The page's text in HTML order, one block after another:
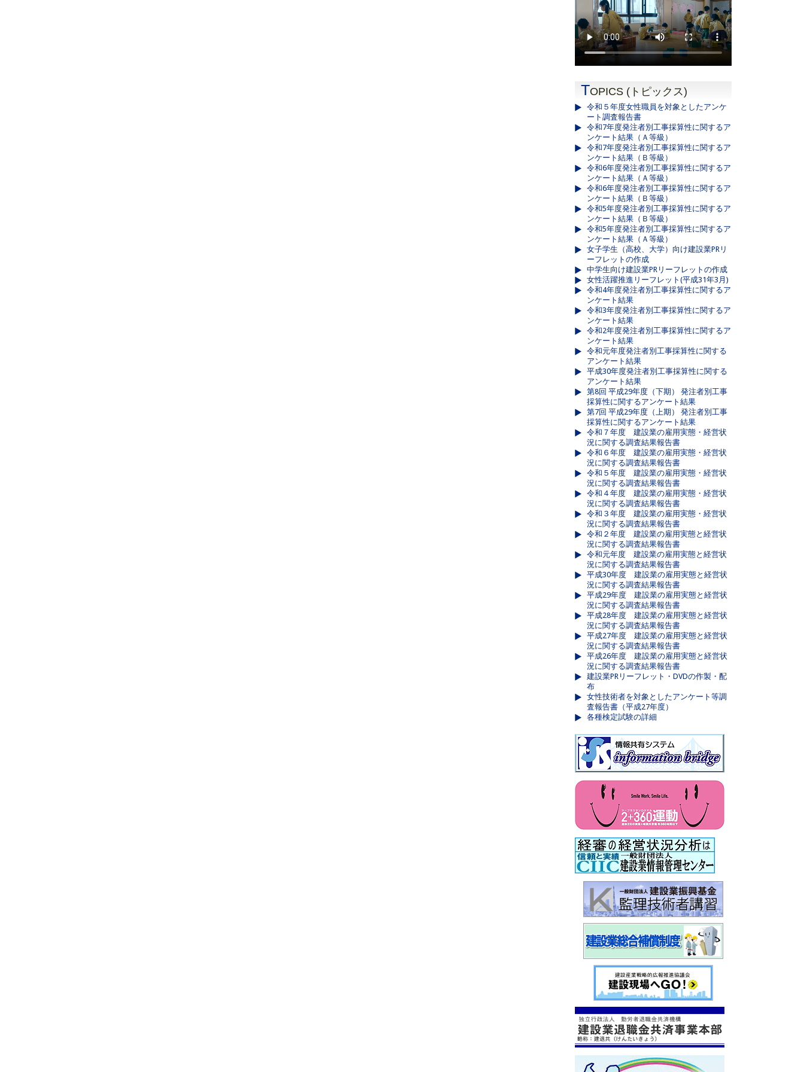
TOPICS (トピックス)
令和５年度女性職員を対象としたアンケ
ート調査報告書
令和7年度発注者別工事採算性に関するア
ンケート結果（Ａ等級）
令和7年度発注者別工事採算性に関するア
ンケート結果（Ｂ等級）
令和6年度発注者別工事採算性に関するア
ンケート結果（Ａ等級）
令和6年度発注者別工事採算性に関するア
ンケート結果（Ｂ等級）
令和5年度発注者別工事採算性に関するア
ンケート結果（Ｂ等級）
令和5年度発注者別工事採算性に関するア
ンケート結果（Ａ等級）
女子学生（高校、大学）向け建設業PRリ
ーフレットの作成
中学生向け建設業PRリーフレットの作成
女性活躍推進リーフレット(平成31年3月)
令和4年度発注者別工事採算性に関するア
ンケート結果
令和3年度発注者別工事採算性に関するア
ンケート結果
令和2年度発注者別工事採算性に関するア
ンケート結果
令和元年度発注者別工事採算性に関する
アンケート結果
平成30年度発注者別工事採算性に関する
アンケート結果
第8回 平成29年度（下期） 発注者別工事
採算性に関するアンケート結果
第7回 平成29年度（上期） 発注者別工事
採算性に関するアンケート結果
令和７年度 建設業の雇用実態・経営状
況に関する調査結果報告書
令和６年度 建設業の雇用実態・経営状
況に関する調査結果報告書
令和５年度 建設業の雇用実態・経営状
況に関する調査結果報告書
令和４年度 建設業の雇用実態・経営状
況に関する調査結果報告書
令和３年度 建設業の雇用実態・経営状
況に関する調査結果報告書
令和２年度 建設業の雇用実態と経営状
況に関する調査結果報告書
令和元年度 建設業の雇用実態と経営状
況に関する調査結果報告書
平成30年度 建設業の雇用実態と経営状
況に関する調査結果報告書
平成29年度 建設業の雇用実態と経営状
況に関する調査結果報告書
平成28年度 建設業の雇用実態と経営状
況に関する調査結果報告書
平成27年度 建設業の雇用実態と経営状
況に関する調査結果報告書
平成26年度 建設業の雇用実態と経営状
況に関する調査結果報告書
建設業PRリーフレット・DVDの作製・配
布
女性技術者を対象としたアンケート等調
査報告書（平成27年度）
各種検定試験の詳細